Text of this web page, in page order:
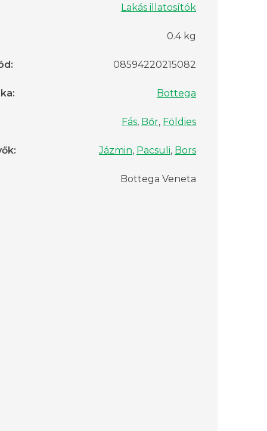
Lakás illatosítók
0.4 kg
: 08594220215082
: Bottega
Fás, Bőr, Földies
: Jázmin, Pacsuli, Bors
Bottega Veneta